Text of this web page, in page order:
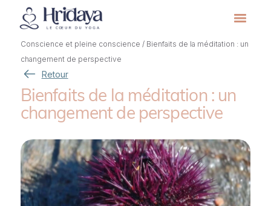
Conscience et pleine conscience / Bienfaits de la méditation : un
changement de perspective
Retour
Bienfaits de la méditation : un
changement de perspective